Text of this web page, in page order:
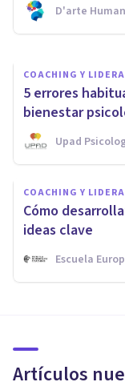
D'arte
Escuela
COACHING Y
5 errores
bienestar
Upad
COACHING Y
Cómo
ideas clave
Escuela
Artículos